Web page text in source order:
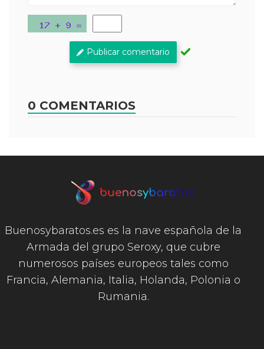
Publicar comentario
0 COMENTARIOS
Buenosybaratos.es es la nave española de la
Armada del grupo Seroxy, que cubre
numerosos países europeos tales como
Francia, Alemania, Italia, Holanda, Polonia o
Rumania.